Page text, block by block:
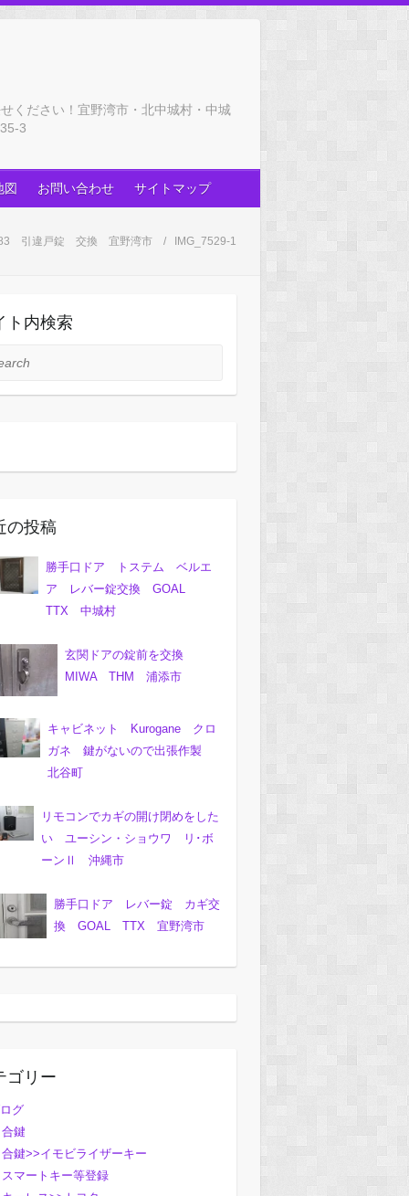
ください！宜野湾市・北中城村・中城
3
図 お問い合わせ サイトマップ
引違戸錠 交換 宜野湾市 IMG_7529-1
ト内検索
の投稿
勝手口ドア トステム ベルエ
ア レバー錠交換 GOAL
TTX 中城村
玄関ドアの錠前を交換
MIWA THM 浦添市
キャビネット Kurogane クロ
ガネ 鍵がないので出張作製
北谷町
リモコンでカギの開け閉めをした
い ユーシン・ショウワ リ･ボ
ーンⅡ 沖縄市
勝手口ドア レバー錠 カギ交
換 GOAL TTX 宜野湾市
ゴリー
グ
合鍵
合鍵>>イモビライザーキー
スマートキー等登録